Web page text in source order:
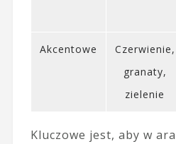
Akcentowe
Czerwienie,
granaty,
zielenie
Kluczowe jest, aby w